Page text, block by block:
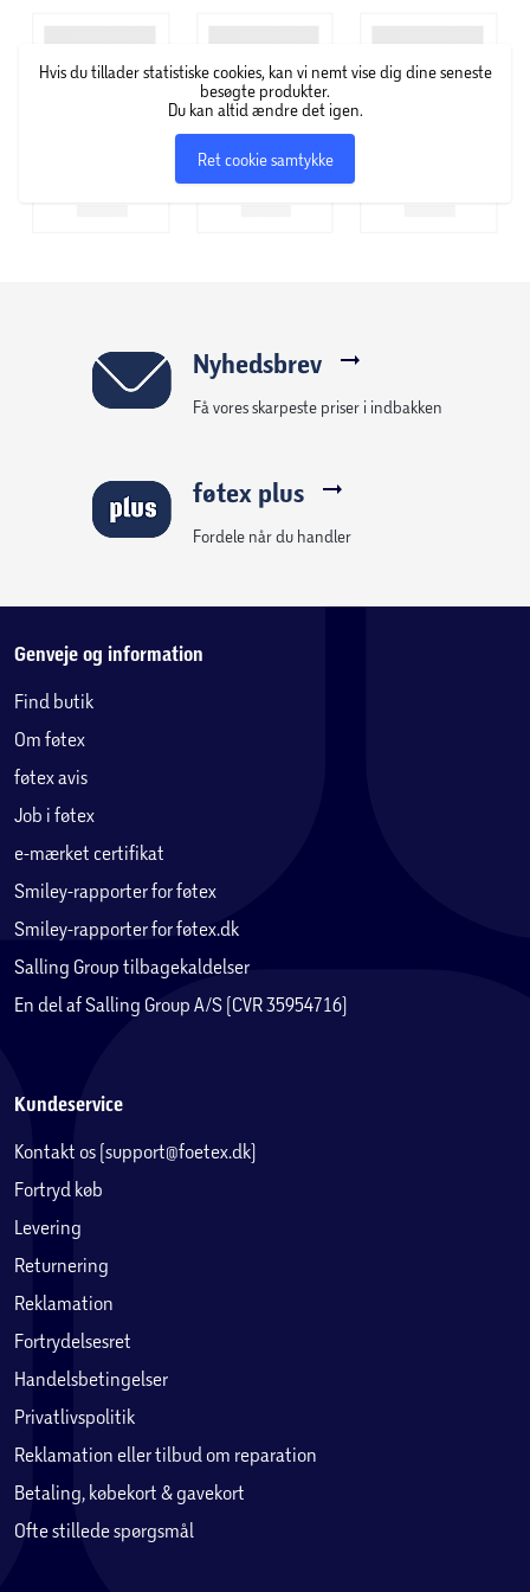
Hvis du tillader statistiske cookies, kan vi nemt vise dig dine seneste
besøgte produkter.
Du kan altid ændre det igen.
Ret cookie samtykke
Nyhedsbrev
Få vores skarpeste priser i indbakken
føtex plus
Fordele når du handler
Genveje og information
Find butik
Om føtex
føtex avis
Job i føtex
e-mærket certifikat
Smiley-rapporter for føtex
Smiley-rapporter for føtex.dk
Salling Group tilbagekaldelser
En del af Salling Group A/S (CVR 35954716)
Kundeservice
Kontakt os (support@foetex.dk)
Fortryd køb
Levering
Returnering
Reklamation
Fortrydelsesret
Handelsbetingelser
Privatlivspolitik
Reklamation eller tilbud om reparation
Betaling, købekort & gavekort
Ofte stillede spørgsmål